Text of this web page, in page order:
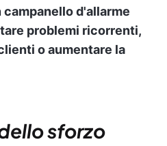
d'allarme
problemi ricorrenti,
o aumentare la
sforzo